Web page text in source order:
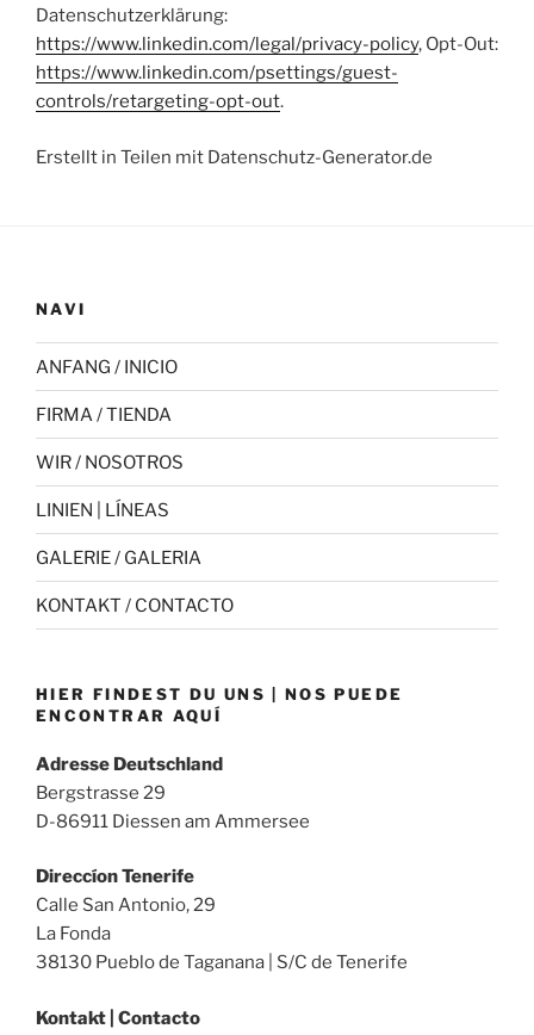
Datenschutzerklärung:
https://www.linkedin.com/legal/privacy-policy, Opt-Out:
https://www.linkedin.com/psettings/guest-
controls/retargeting-opt-out.
Erstellt in Teilen mit Datenschutz-Generator.de
NAVI
ANFANG / INICIO
FIRMA / TIENDA
WIR / NOSOTROS
LINIEN | LÍNEAS
GALERIE / GALERIA
KONTAKT / CONTACTO
HIER FINDEST DU UNS | NOS PUEDE
ENCONTRAR AQUÍ
Adresse Deutschland
Bergstrasse 29
D-86911 Diessen am Ammersee
Direccíon Tenerife
Calle San Antonio, 29
La Fonda
38130 Pueblo de Taganana | S/C de Tenerife
Kontakt | Contacto